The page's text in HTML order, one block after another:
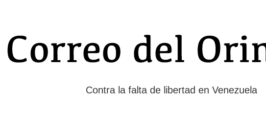
Contra la falta de libertad en Venezuela